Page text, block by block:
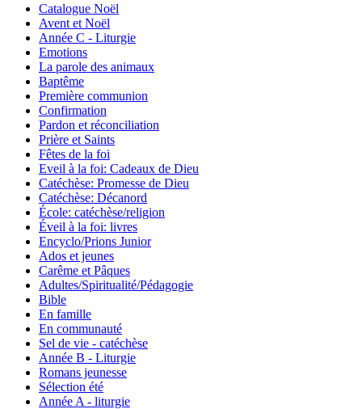
Catalogue Noël
Avent et Noël
Année C - Liturgie
Emotions
La parole des animaux
Baptême
Première communion
Confirmation
Pardon et réconciliation
Prière et Saints
Fêtes de la foi
Eveil à la foi: Cadeaux de Dieu
Catéchèse: Promesse de Dieu
Catéchèse: Décanord
École: catéchèse/religion
Éveil à la foi: livres
Encyclo/Prions Junior
Ados et jeunes
Carême et Pâques
Adultes/Spiritualité/Pédagogie
Bible
En famille
En communauté
Sel de vie - catéchèse
Année B - Liturgie
Romans jeunesse
Sélection été
Année A - liturgie